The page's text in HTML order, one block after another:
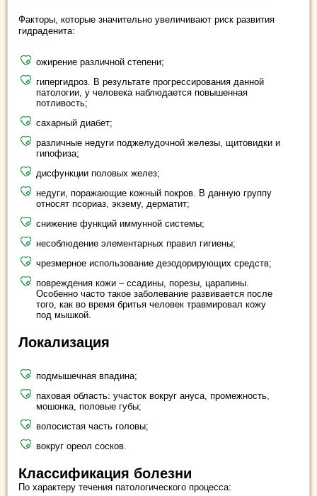
Факторы, которые значительно увеличивают риск развития
гидраденита:
ожирение различной степени;
гипергидроз. В результате прогрессирования данной
патологии, у человека наблюдается повышенная
потливость;
сахарный диабет;
различные недуги поджелудочной железы, щитовидки и
гипофиза;
дисфункции половых желез;
недуги, поражающие кожный покров. В данную группу
относят псориаз, экзему, дерматит;
снижение функций иммунной системы;
несоблюдение элементарных правил гигиены;
чрезмерное использование дезодорирующих средств;
повреждения кожи – ссадины, порезы, царапины.
Особенно часто такое заболевание развивается после
того, как во время бритья человек травмировал кожу
под мышкой.
Локализация
подмышечная впадина;
паховая область: участок вокруг ануса, промежность,
мошонка, половые губы;
волосистая часть головы;
вокруг ореол сосков.
Классификация болезни
По характеру течения патологического процесса: